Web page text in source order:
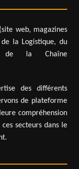
web, magazines
la Logistique, du
de la Chaîne
des différents
de plateforme
compréhension
secteurs dans le